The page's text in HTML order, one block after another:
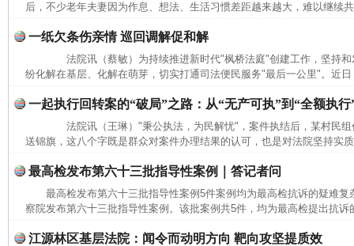
后，不少老年夫妻因为作息、想法、生活习惯差距越来越大，难以继续
一纸欠条伤亲情 巡回调解促和解
法院讯（蔡敏）为持续推进新时代"枫桥法庭"创建工作，坚持和
纷化解在基层、化解在萌芽，切实打通司法便民服务"最后一公里"。近
一起执行回转案的“破局”之路：从“无产可执”到“全额执行
法院讯（王琳）"秉公执法，为民解忧"，案件执结后，某村民组
送锦旗，这八个字既是群众对案件办理结果的认可，也是对法院坚持实
最高检发布第六十三批指导性案例｜答记者问
最高检发布第六十三批指导性案例5件案例均为最高检抗诉的疑
察院发布第六十三批指导性案例。该批案例共5件，均为最高检提出抗诉
江源林区基层法院：闻令而动明方向 靶向攻坚提质效
完善运行机制助力责任有效落实 一纸欠